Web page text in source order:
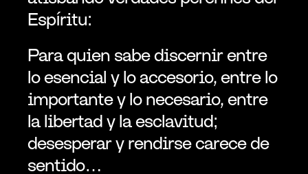
Espíritu:
Para quien sabe discernir entre
lo esencial y lo accesorio, entre lo
importante y lo necesario, entre
la libertad y la esclavitud;
desesperar y rendirse carece de
sentido…